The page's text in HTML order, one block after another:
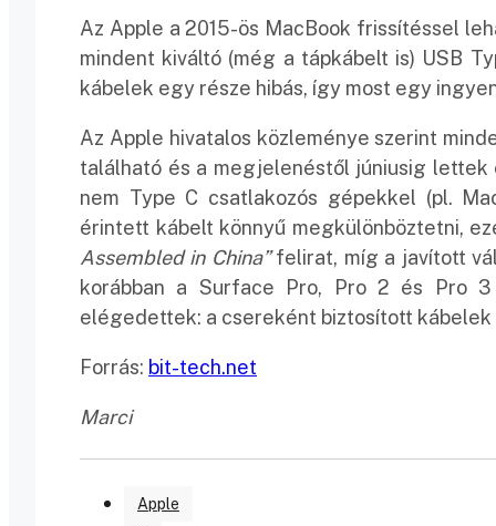
Az Apple a 2015-ös MacBook frissítéssel
mindent kiváltó (még a tápkábelt is) USB
kábelek egy része hibás, így most egy
Az Apple hivatalos közleménye szerint
található és a megjelenéstől júniusig
nem Type C csatlakozós gépekkel (pl.
érintett kábelt könnyű megkülönböztetni,
Assembled in China”felirat, míg a javított
korábban a Surface Pro, Pro 2 és Pro
elégedettek: a csereként biztosított kábelek
Forrás: bit-tech.net
Marci
Apple